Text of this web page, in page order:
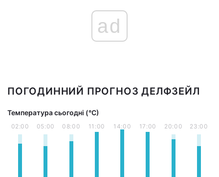
ad
ПОГОДИННИЙ ПРОГНОЗ ДЕЛФЗЕЙЛ
Температура сьогодні (°С)
02:00 05:00 08:00 11:00 14:00 17:00 20:00 23:00